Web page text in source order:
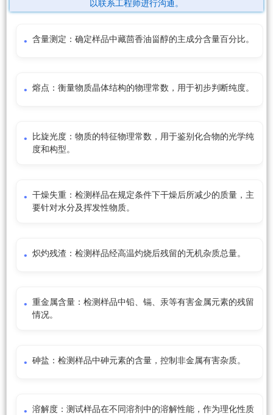
以联系工程师进行沟通。
含量测定：确定样品中藏茴香油甾醇的主成分含量百分比。
熔点：衡量物质晶体结构的物理常数，用于初步判断纯度。
比旋光度：物质的特征物理常数，用于鉴别化合物的光学纯
度和构型。
干燥失重：检测样品在规定条件下干燥后所减少的质量，主
要针对水分及挥发性物质。
炽灼残渣：检测样品经高温灼烧后残留的无机杂质总量。
重金属含量：检测样品中铅、镉、汞等有害金属元素的残留
情况。
砷盐：检测样品中砷元素的含量，控制非金属有害杂质。
溶解度：测试样品在不同溶剂中的溶解性能，作为理化性质